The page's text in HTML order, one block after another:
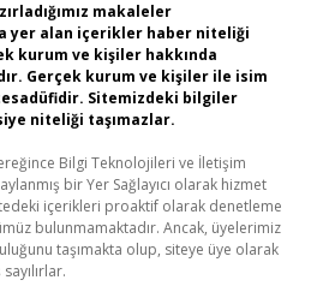
makaleler
yer alan içerikler haber niteliği
kurum ve kişiler hakkında
Gerçek kurum ve kişiler ile isim
Sitemizdeki bilgiler
niteliği taşımazlar.
Bilgi Teknolojileri ve İletişim
bir Yer Sağlayıcı olarak hizmet
içerikleri proaktif olarak denetleme
bulunmamaktadır. Ancak, üyelerimiz
taşımakta olup, siteye üye olarak